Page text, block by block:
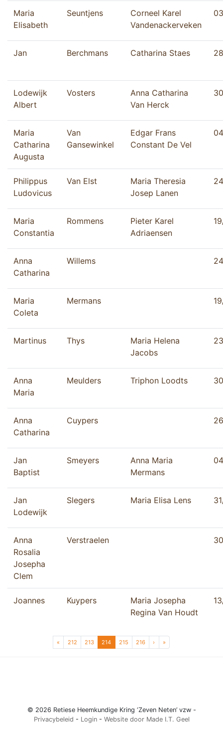
Maria
Elisabeth
Seuntjens
Corneel Karel
Vandenackerveken
Jan Berchmans Catharina Staes
Lodewijk
Albert
Vosters
Anna Catharina
Van Herck
Maria
Catharina
Augusta
Van
Gansewinkel
Edgar Frans
Constant De Vel
Philippus
Ludovicus
Van Elst
Maria Theresia
Josep Lanen
Maria
Constantia
Rommens
Pieter Karel
Adriaensen
Anna
Catharina
Willems
Maria
Coleta
Mermans
Martinus Thys
Maria Helena
Jacobs
Anna
Maria
Meulders Triphon Loodts
Anna
Catharina
Cuypers
Jan
Baptist
Smeyers
Anna Maria
Mermans
Jan
Lodewijk
Slegers Maria Elisa Lens
Anna
Rosalia
Josepha
Clem
Verstraelen
Joannes Kuypers
Maria Josepha
Regina Van Houdt
Page navigation
« Page
212 Page
213 Current Page
214 Page
215 Page
216 › »
© 2026 Retiese Heemkundige Kring ‘Zeven Neten’ vzw -
Privacybeleid - Login- Website door Made I.T. Geel